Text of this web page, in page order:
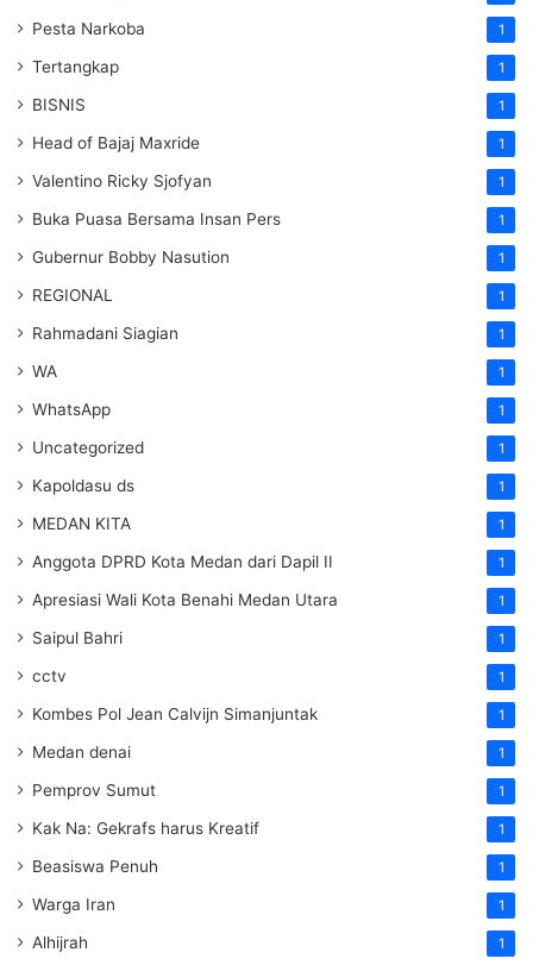
Pesta Narkoba 1
Tertangkap 1
BISNIS 1
Head of Bajaj Maxride 1
Valentino Ricky Sjofyan 1
Buka Puasa Bersama Insan Pers 1
Gubernur Bobby Nasution 1
REGIONAL 1
Rahmadani Siagian 1
WA 1
WhatsApp 1
Uncategorized 1
Kapoldasu ds 1
MEDAN KITA 1
Anggota DPRD Kota Medan dari Dapil II 1
Apresiasi Wali Kota Benahi Medan Utara 1
Saipul Bahri 1
cctv 1
Kombes Pol Jean Calvijn Simanjuntak 1
Medan denai 1
Pemprov Sumut 1
Kak Na: Gekrafs harus Kreatif 1
Beasiswa Penuh 1
Warga Iran 1
Alhijrah 1